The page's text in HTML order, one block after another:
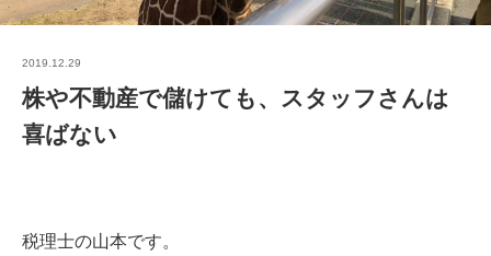
2019.12.29
株や不動産で儲けても、スタッフさんは
喜ばない
税理士の山本です。